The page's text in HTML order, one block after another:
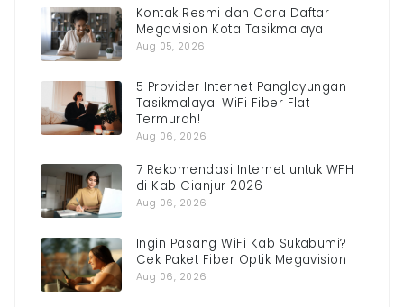
Kontak Resmi dan Cara Daftar
Megavision Kota Tasikmalaya
Aug 05, 2026
5 Provider Internet Panglayungan
Tasikmalaya: WiFi Fiber Flat
Termurah!
Aug 06, 2026
7 Rekomendasi Internet untuk WFH
di Kab Cianjur 2026
Aug 06, 2026
Ingin Pasang WiFi Kab Sukabumi?
Cek Paket Fiber Optik Megavision
Aug 06, 2026